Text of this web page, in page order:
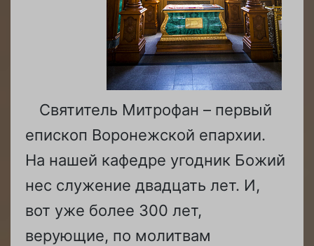
Святитель Митрофан – первый
епископ Воронежской епархии.
На нашей кафедре угодник Божий
нес служение двадцать лет. И,
вот уже более 300 лет,
верующие, по молитвам